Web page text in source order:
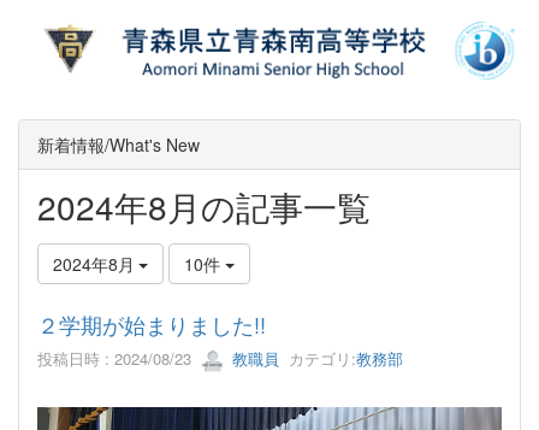
新着情報/What's New
2024年8月の記事一覧
2024年8月 10件
２学期が始まりました!!
投稿日時 : 2024/08/23 教職員 カテゴリ:教務部